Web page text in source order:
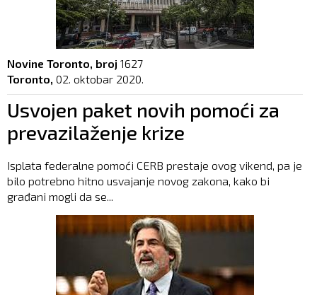
Novine Toronto, broj 1627
Toronto, 02. oktobar 2020.
Usvojen paket novih pomoći za
prevazilaženje krize
Isplata federalne pomoći CERB prestaje ovog vikend, pa je
bilo potrebno hitno usvajanje novog zakona, kako bi
građani mogli da se...